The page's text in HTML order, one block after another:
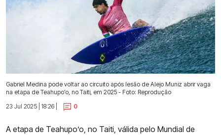
Gabriel Medina pode voltar ao circuito após lesão de Alejo Muniz abrir vaga
na etapa de Teahupo’o, no Taiti, em 2025 - Foto: Reprodução
23 Jul 2025 | 18:26 |
0
A etapa de Teahupo’o, no Taiti, válida pelo Mundial de